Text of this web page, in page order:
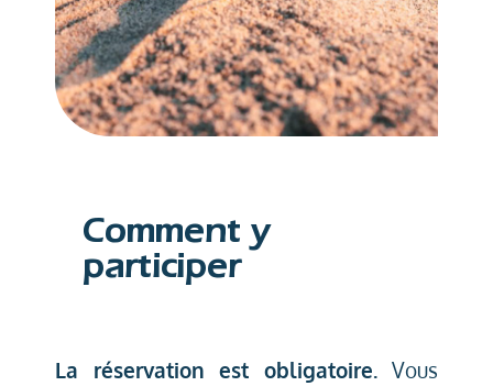
Comment y
participer
La réservation est obligatoire. Vous